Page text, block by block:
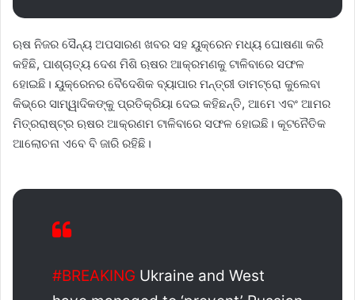
ଋଷ ନିଜର ସୈନ୍ୟ ଅପସାରଣ ଖବର ସହ ୟୁକ୍ରେନ ମଧ୍ୟ ଘୋଷଣା କରି
କହିଛି, ପାଶ୍ଚାତ୍ୟ ଦେଶ ମିଶି ଋଷର ଆକ୍ରମଣକୁ ଟାଳିବାରେ ସଫଳ
ହୋଇଛି। ୟୁକ୍ରେନର ବୈଦେଶିକ ବ୍ୟାପାର ମନ୍ତ୍ରୀ ଡାମଟ୍ରୋ କୁଲେବା
କିଭ୍ରେ ସାମ୍ୱାଦିକଙ୍କୁ ପ୍ରତିକ୍ରିୟା ଦେଇ କହିଛନ୍ତି, ଆମେ ଏବଂ ଆମର
ମିତ୍ରରାଷ୍ଟ୍ର ଋଷର ଆକ୍ରଣମ ଟାଳିବାରେ ସଫଳ ହୋଇଛି। କୂଟନୈତିକ
ଆଲୋଚନା ଏବେ ବି ଜାରି ରହିଛି।
#BREAKING Ukraine and West